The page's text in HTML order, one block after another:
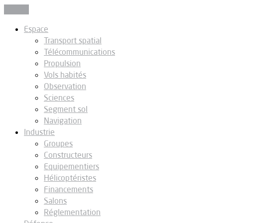
Espace
Transport spatial
Télécommunications
Propulsion
Vols habités
Observation
Sciences
Segment sol
Navigation
Industrie
Groupes
Constructeurs
Equipementiers
Hélicoptéristes
Financements
Salons
Réglementation